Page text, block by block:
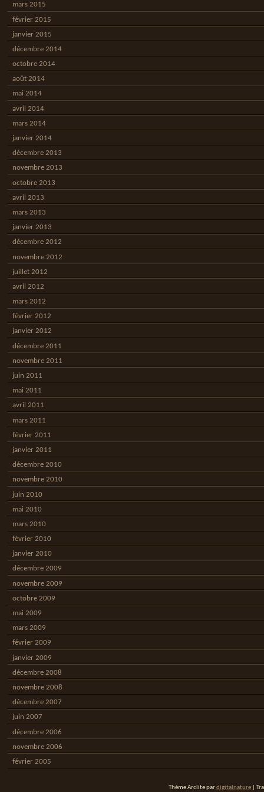
mars 2015
février 2015
janvier 2015
décembre 2014
octobre 2014
août 2014
mai 2014
avril 2014
mars 2014
janvier 2014
décembre 2013
novembre 2013
octobre 2013
avril 2013
mars 2013
janvier 2013
décembre 2012
novembre 2012
juillet 2012
avril 2012
mars 2012
février 2012
janvier 2012
décembre 2011
novembre 2011
juin 2011
mai 2011
avril 2011
mars 2011
février 2011
janvier 2011
décembre 2010
novembre 2010
juin 2010
mai 2010
mars 2010
février 2010
janvier 2010
décembre 2009
novembre 2009
octobre 2009
mai 2009
mars 2009
février 2009
janvier 2009
décembre 2008
novembre 2008
décembre 2007
juin 2007
décembre 2006
novembre 2006
février 2005
Thème Arclite pardigitalnature |